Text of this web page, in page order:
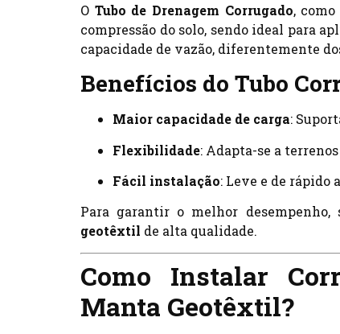
O Tubo de Drenagem Corrugado, como
compressão do solo, sendo ideal para
capacidade de vazão, diferentemente
Benefícios do Tubo
Maior capacidade de carga:
Flexibilidade: Adapta-se a
Fácil instalação: Leve e de rápido
Para garantir o melhor desempenho,
geotêxtil de alta qualidade.
Como Instalar
Manta Geotêxtil?